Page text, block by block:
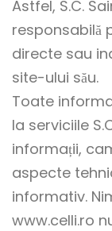
Astfel, S.C.
responsabilă
directe sau
site-ului său.
Toate
la serviciile
informații,
aspecte
informativ.
www.celli.ro